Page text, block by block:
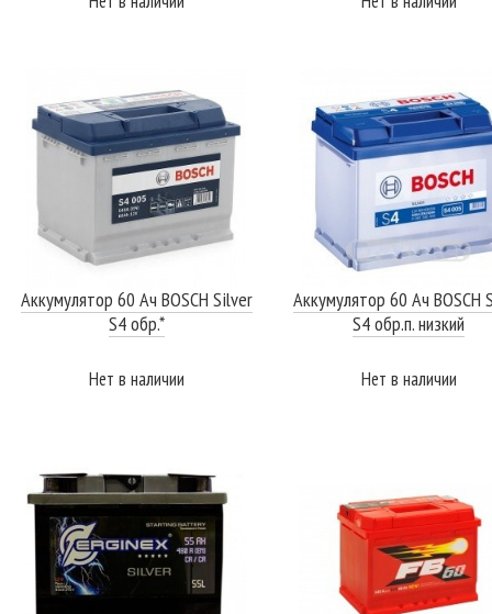
Аккумулятор 60 Ач BOSCH Silver
S4 обр.*
Нет в наличии
Аккумулятор 60 Ач BOSCH
S4 обр.п. низкий
Нет в наличии